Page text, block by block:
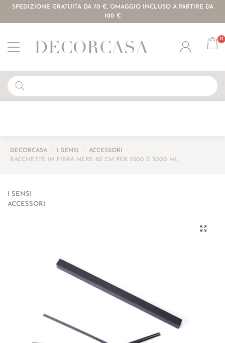
SPEDIZIONE GRATUITA DA 70 €, OMAGGIO INCLUSO A PARTIRE DA
100 €
Account
0
DECORCASA I SENSI ACCESSORI
BACCHETTE IN FIBRA NERE 80 CM PER 2500 E 5000 ML
I SENSI
ACCESSORI